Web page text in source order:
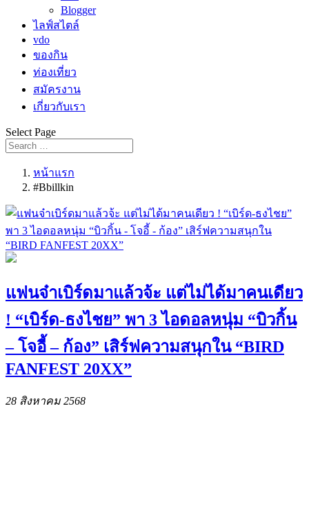
Blogger
ไลฟ์สไตล์
vdo
ของกิน
ท่องเที่ยว
สมัครงาน
เกี่ยวกับเรา
Select Page
หน้าแรก
#Bbillkin
แฟนจ๋าเบิร์ดมาแล้วจ้ะ แต่ไม่ได้มาคนเดียว
! “เบิร์ด-ธงไชย” พา 3 ไอดอลหนุ่ม “บิวกิ้น
– โจอี้ – ก้อง” เสิร์ฟความสนุกใน “BIRD
FANFEST 20XX”
28 สิงหาคม 2568